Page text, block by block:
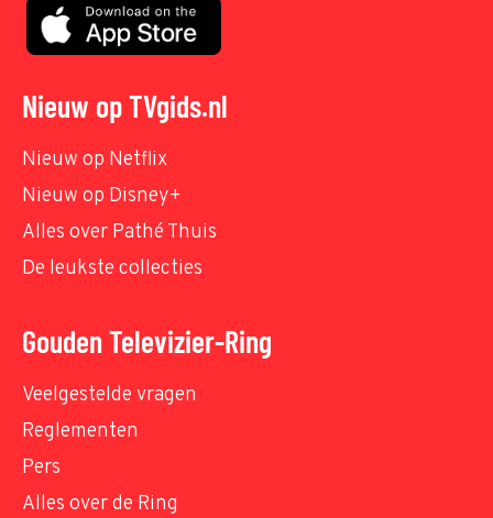
Nieuw op TVgids.nl
Nieuw op Netflix
Nieuw op Disney+
Alles over Pathé Thuis
De leukste collecties
Gouden Televizier-Ring
Veelgestelde vragen
Reglementen
Pers
Alles over de Ring